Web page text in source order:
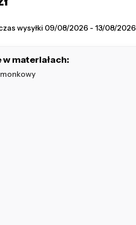
wysyłki 09/08/2026 - 13/08/2026
materiałach: